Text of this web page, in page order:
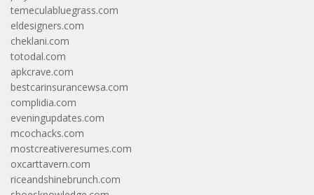
temeculabluegrass.com
eldesigners.com
cheklani.com
totodal.com
apkcrave.com
bestcarinsurancewsa.com
complidia.com
eveningupdates.com
mcochacks.com
mostcreativeresumes.com
oxcarttavern.com
riceandshinebrunch.com